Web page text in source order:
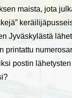
maista, jota
Jyväskylästä
printattu
postin lähetysten